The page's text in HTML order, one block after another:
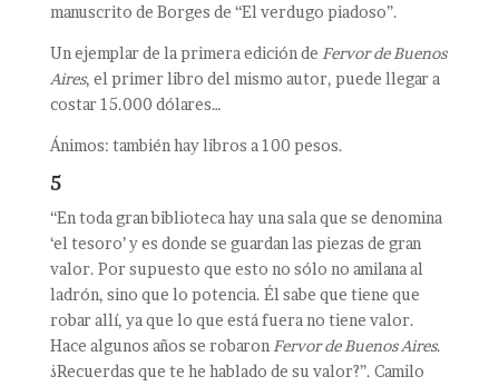
manuscrito de Borges de “El verdugo piadoso”.
Un ejemplar de la primera edición de Fervor de Buenos
Aires, el primer libro del mismo autor, puede llegar a
costar 15.000 dólares…
Ánimos: también hay libros a 100 pesos.
5
“En toda gran biblioteca hay una sala que se denomina
‘el tesoro’ y es donde se guardan las piezas de gran
valor. Por supuesto que esto no sólo no amilana al
ladrón, sino que lo potencia. Él sabe que tiene que
robar allí, ya que lo que está fuera no tiene valor.
Hace algunos años se robaron Fervor de Buenos Aires.
¿Recuerdas que te he hablado de su valor?”. Camilo